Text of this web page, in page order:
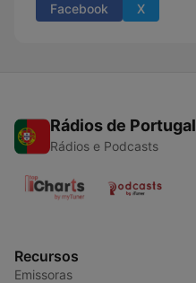
Facebook X
Rádios de Portugal
Rádios e Podcasts
Recursos
Emissoras